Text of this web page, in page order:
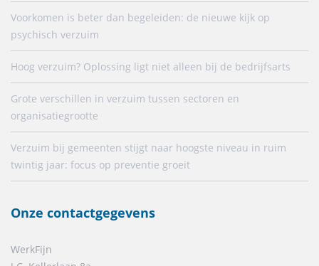
Voorkomen is beter dan begeleiden: de nieuwe kijk op
psychisch verzuim
Hoog verzuim? Oplossing ligt niet alleen bij de bedrijfsarts
Grote verschillen in verzuim tussen sectoren en
organisatiegrootte
Verzuim bij gemeenten stijgt naar hoogste niveau in ruim
twintig jaar: focus op preventie groeit
Onze contactgegevens
WerkFijn